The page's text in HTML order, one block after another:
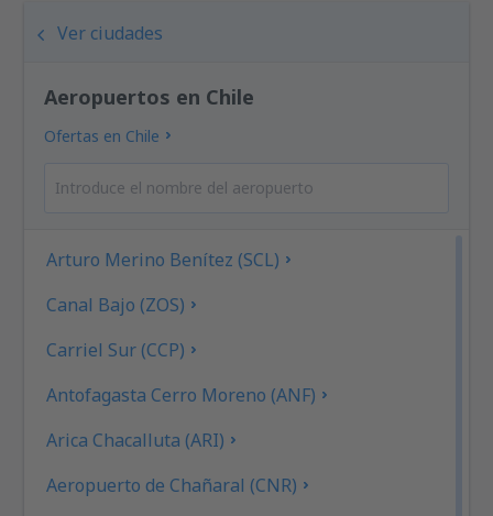
Ver ciudades
Aeropuertos en Chile
Ofertas en Chile
Arturo Merino Benítez (SCL)
Canal Bajo (ZOS)
Carriel Sur (CCP)
Antofagasta Cerro Moreno (ANF)
Arica Chacalluta (ARI)
Aeropuerto de Chañaral (CNR)